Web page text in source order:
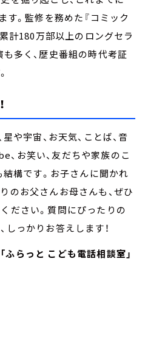
。監修を務めた『コミック
計180万部以上のロングセラ
多く、歴史番組の時代考証
星や宇宙、お天気、ことば、音
、お笑い、友だちや家族のこ
構です。お子さんに聞かれ
のお父さんお母さんも、ぜひ
ださい。質問にぴったりの
しっかりお答えします！
らっと こども電話相談室」